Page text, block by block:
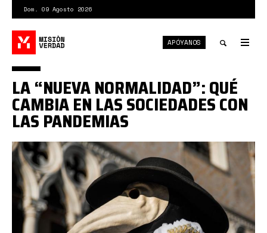
contenido
principal
Dom. 09 Agosto 2026
search
APÓYANOS
0*-
GBYYHED8Skc2_w_.jpg
LA “NUEVA NORMALIDAD”: QUÉ
CAMBIA EN LAS SOCIEDADES CON
LAS PANDEMIAS